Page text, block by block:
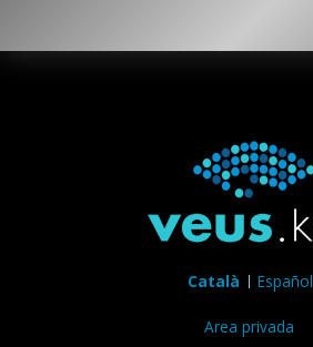
Català Español
Area privada